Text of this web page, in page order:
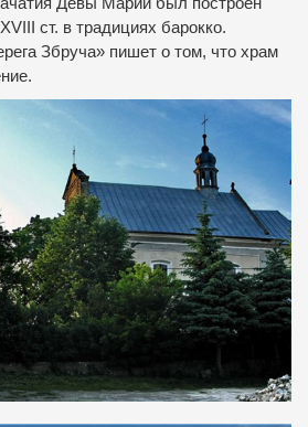
ст. в традициях барокко.
Збруча» пишет о том, что храм